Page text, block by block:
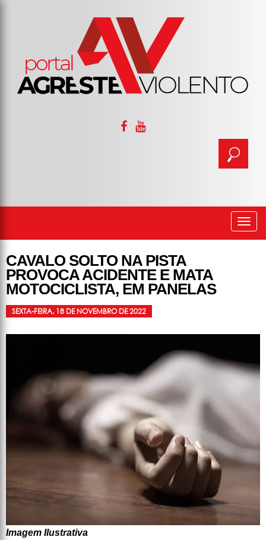
CAVALO SOLTO NA PISTA
PROVOCA ACIDENTE E MATA
MOTOCICLISTA, EM PANELAS
SEXTA-FEIRA, 18 DE NOVEMBRO DE 2022
Imagem Ilustrativa